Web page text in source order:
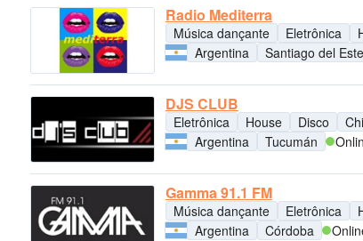
Radio Mediterra
Música dançante Eletrônica
Argentina
Santiago del
DJS CLUB
Eletrônica House Disco
Argentina
Tucumán
Gamma 91.1 FM
Música dançante Eletrônica
Argentina
Córdoba